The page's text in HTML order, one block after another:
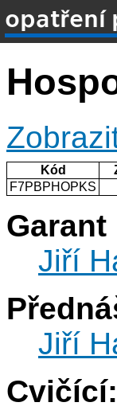
opatření
Kód
F7PBPHOPKS
Garant
Jiří
Jiří
Cvičící: